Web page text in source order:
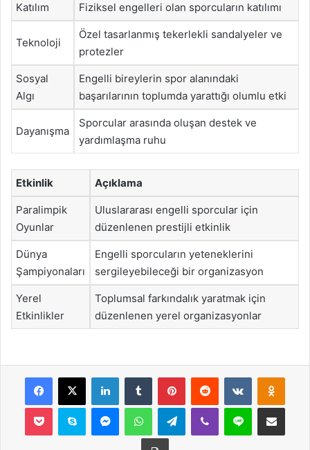
Katılım Fiziksel engelleri olan sporcuların katılımı
Teknoloji
Özel tasarlanmış tekerlekli sandalyeler ve
protezler
Sosyal
Algı
Engelli bireylerin spor alanındaki
başarılarının toplumda yarattığı olumlu etki
Dayanışma
Sporcular arasında oluşan destek ve
yardımlaşma ruhu
Etkinlik Açıklama
Paralimpik
Oyunlar
Uluslararası engelli sporcular için
düzenlenen prestijli etkinlik
Dünya
Şampiyonaları
Engelli sporcuların yeteneklerini
sergileyebileceği bir organizasyon
Yerel
Etkinlikler
Toplumsal farkındalık yaratmak için
düzenlenen yerel organizasyonlar
Facebook
X LinkedInTumblr PinterestReddit VKontakte
Pocket Skype MessengerWhatsAppTelegramViber Line E-Posta ile
Yazdır